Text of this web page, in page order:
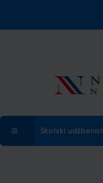
Školski udžbenici